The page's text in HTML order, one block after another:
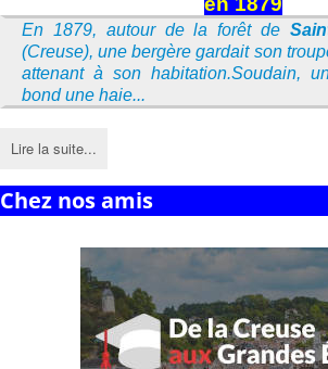
En 1879, autour de la forêt de
(Creuse), une bergère gardait son
attenant à son habitation.Soudain,
bond une haie...
Lire la suite...
Chez nos amis